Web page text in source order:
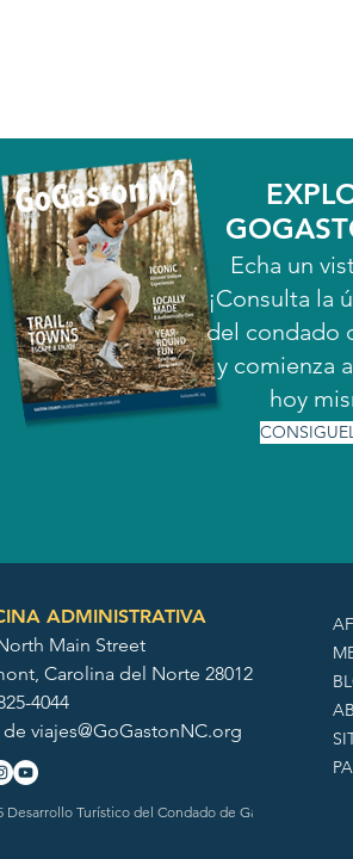
Echa un
¡Consulta la
del condado
y comienza
hoy
ADMINISTRATIVA
Main Street
Carolina del Norte 28012
4044
de viajes@GoGastonNC.org
Desarrollo Turístico del Condado de Gaston